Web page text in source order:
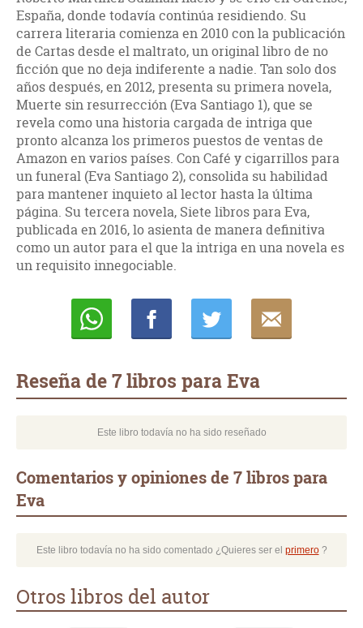
España, donde todavía continúa residiendo. Su
carrera literaria comienza en 2010 con la publicación
de Cartas desde el maltrato, un original libro de no
ficción que no deja indiferente a nadie. Tan solo dos
años después, en 2012, presenta su primera novela,
Muerte sin resurrección (Eva Santiago 1), que se
revela como una historia cargada de intriga que
pronto alcanza los primeros puestos de ventas de
Amazon en varios países. Con Café y cigarrillos para
un funeral (Eva Santiago 2), consolida su habilidad
para mantener inquieto al lector hasta la última
página. Su tercera novela, Siete libros para Eva,
publicada en 2016, lo asienta de manera definitiva
como un autor para el que la intriga en una novela es
un requisito innegociable.
Reseña de 7 libros para Eva
Este libro todavía no ha sido reseñado
Comentarios y opiniones de 7 libros para
Eva
Este libro todavía no ha sido comentado ¿Quieres ser el primero?
Otros libros del autor